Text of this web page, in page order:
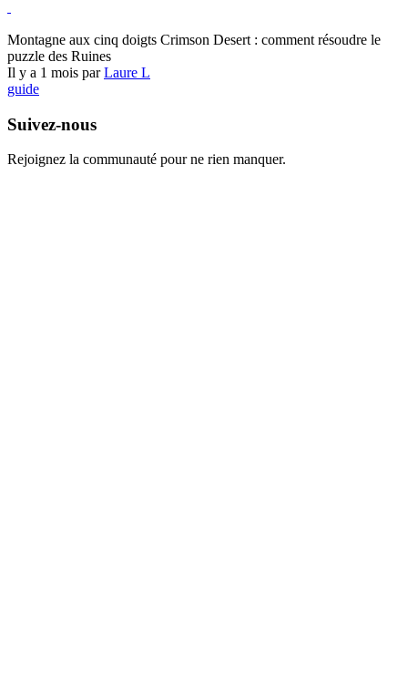
Montagne aux cinq doigts Crimson Desert : comment résoudre le
puzzle des Ruines
Il y a 1 mois parLaure L
guide
Suivez-nous
Rejoignez la communauté pour ne rien manquer.